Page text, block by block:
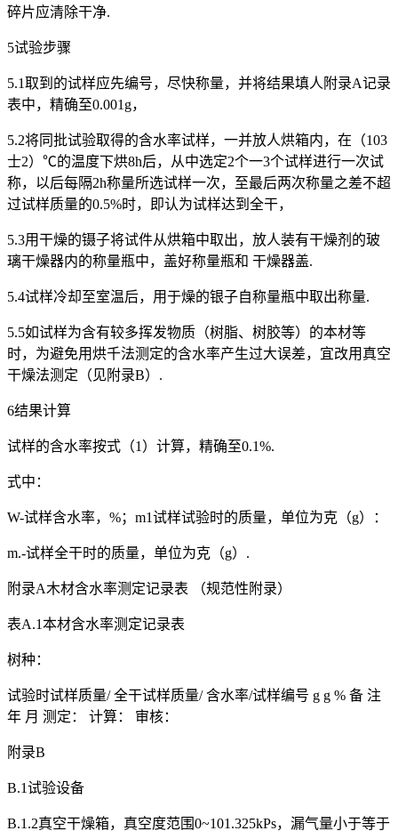
碎片应清除干净.
5试验步骤
5.1取到的试样应先编号，尽快称量，并将结果填人附录A记录
表中，精确至0.001g，
5.2将同批试验取得的含水率试样，一并放人烘箱内，在（103
士2）℃的温度下烘8h后，从中选定2个一3个试样进行一次试
称，以后每隔2h称量所选试样一次，至最后两次称量之差不超
过试样质量的0.5%时，即认为试样达到全干，
5.3用干燥的镊子将试件从烘箱中取出，放人装有干燥剂的玻
璃干燥器内的称量瓶中，盖好称量瓶和 干燥器盖.
5.4试样冷却至室温后，用于燥的银子自称量瓶中取出称量.
5.5如试样为含有较多挥发物质（树脂、树胶等）的本材等
时，为避免用烘千法测定的含水率产生过大误差，宜改用真空
干燥法测定（见附录B）.
6结果计算
试样的含水率按式（1）计算，精确至0.1%.
式中：
W-试样含水率，%；m1试样试验时的质量，单位为克（g）：
m.-试样全干时的质量，单位为克（g）.
附录A木材含水率测定记录表 （规范性附录）
表A.1本材含水率测定记录表
树种：
试验时试样质量/ 全干试样质量/ 含水率/试样编号 g g % 备 注
年 月 测定： 计算： 审核：
附录B
B.1试验设备
B.1.2真空干燥箱，真空度范围0~101.325kPs，漏气量小于等于